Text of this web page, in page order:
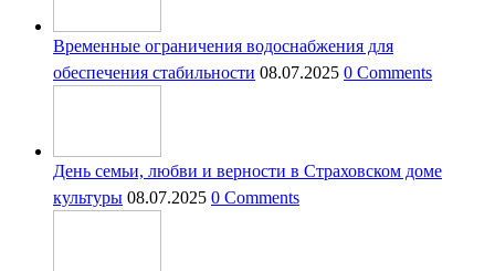
Временные ограничения водоснабжения для
обеспечения стабильности 08.07.2025 0 Comments
День семьи, любви и верности в Страховском доме
культуры 08.07.2025 0 Comments